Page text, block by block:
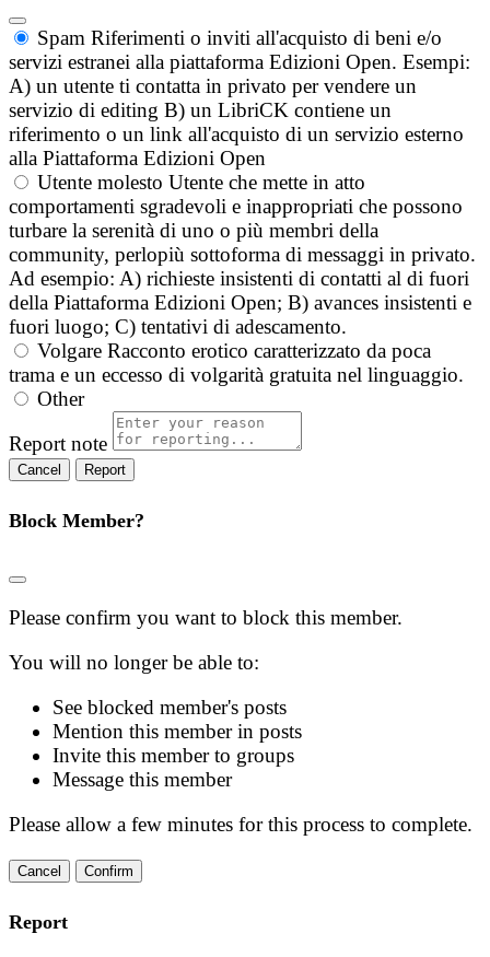
Spam Riferimenti o inviti all'acquisto di beni e/o
servizi estranei alla piattaforma Edizioni Open. Esempi:
A) un utente ti contatta in privato per vendere un
servizio di editing B) un LibriCK contiene un
riferimento o un link all'acquisto di un servizio esterno
alla Piattaforma Edizioni Open
Utente molesto Utente che mette in atto
comportamenti sgradevoli e inappropriati che possono
turbare la serenità di uno o più membri della
community, perlopiù sottoforma di messaggi in privato.
Ad esempio: A) richieste insistenti di contatti al di fuori
della Piattaforma Edizioni Open; B) avances insistenti e
fuori luogo; C) tentativi di adescamento.
Volgare Racconto erotico caratterizzato da poca
trama e un eccesso di volgarità gratuita nel linguaggio.
Other
Report note
Report
Block Member?
Please confirm you want to block this member.
You will no longer be able to:
See blocked member's posts
Mention this member in posts
Invite this member to groups
Message this member
Please allow a few minutes for this process to complete.
Confirm
Report